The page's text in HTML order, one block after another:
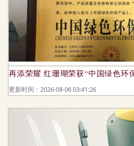
再添荣耀 红珊瑚荣获“中国绿色环
更新时间：2026-08-06 03:41:26